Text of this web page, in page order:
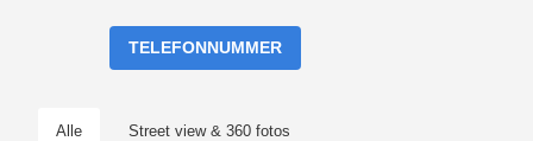
TELEFONNUMMER
Alle Street view & 360 fotos